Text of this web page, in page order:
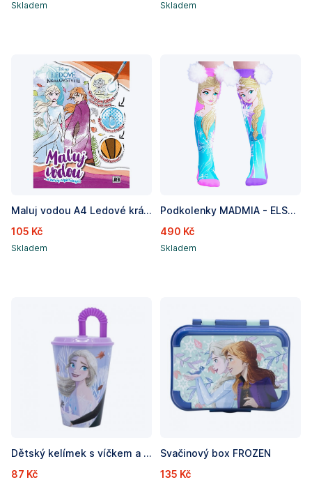
Skladem Skladem
Maluj vodou A4 Ledové království
105 Kč
Skladem
Podkolenky MADMIA - ELSA SPARKLES
490 Kč
Skladem
Dětský kelímek s víčkem a brčkem FROZEN - objem 430ml
87 Kč
Svačinový box FROZEN
135 Kč